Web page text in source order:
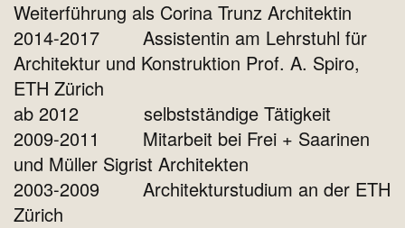
Weiterführung als Corina Trunz Architektin
2014-2017 Assistentin am Lehrstuhl für
Architektur und Konstruktion Prof. A. Spiro,
ETH Zürich
ab 2012 selbstständige Tätigkeit
2009-2011 Mitarbeit bei Frei + Saarinen
und Müller Sigrist Architekten
2003-2009 Architekturstudium an der ETH
Zürich